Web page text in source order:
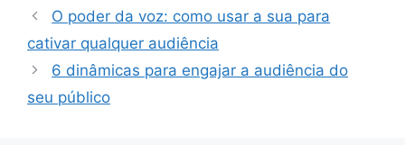
O poder da voz: como usar a sua para
cativar qualquer audiência
6 dinâmicas para engajar a audiência do
seu público